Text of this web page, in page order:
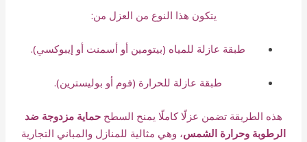
يتكون هذا النوع من العزل من:
طبقة عازلة للمياه (بيتومين أو أسمنت أو إيبوكسي).
طبقة عازلة للحرارة (فوم أو بوليسترين).
هذه الطريقة تضمن عزلًا كاملًا يمنح السطح حماية مزدوجة ضد
الرطوبة وحرارة الشمس، وهي مثالية للمنازل والمباني التجارية